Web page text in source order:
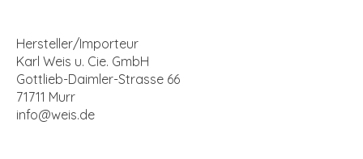
Hersteller/Importeur
Karl Weis u. Cie. GmbH
Gottlieb-Daimler-Strasse 66
71711 Murr
info@weis.de